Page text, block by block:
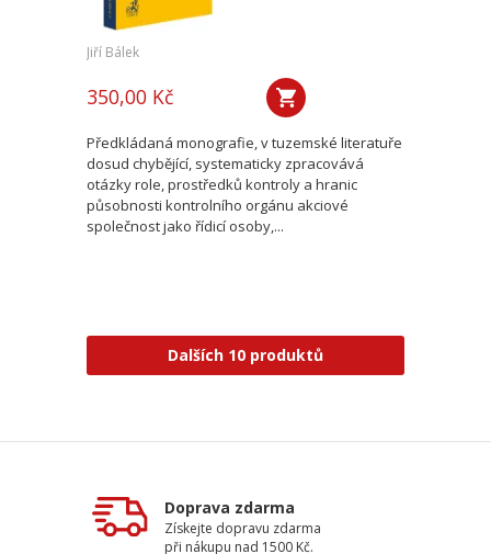
Jiří Bálek
350,00 Kč
Předkládaná monografie, v tuzemské literatuře
dosud chybějící, systematicky zpracovává
otázky role, prostředků kontroly a hranic
působnosti kontrolního orgánu akciové
společnost jako řídicí osoby,...
Dalších 10 produktů
Doprava zdarma
Získejte dopravu zdarma
při nákupu nad 1500 Kč.